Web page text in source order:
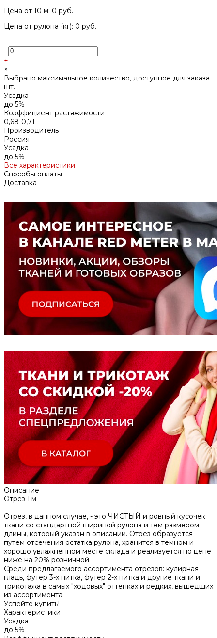
Цена от 10 м: 0 руб.
Цена от рулона (кг): 0 руб.
-
+
×
Выбрано максимальное количество, доступное для заказа
шт.
Усадка
до 5%
Коэффициент растяжимости
0,68-0,71
Производитель
Россия
Усадка
до 5%
Все характеристики
Способы оплаты
Доставка
Описание
Отрез 1,м
Отрез, в данном случае, - это ЧИСТЫЙ и ровный кусочек
ткани со стандартной шириной рулона и тем размером
длины, который указан в описании. Отрез образуется
путем отсечения остатка рулона, хранится в темном и
хорошо увлажненном месте склада и реализуется по цене
ниже на 20% розничной.
Среди предлагаемого ассортимента отрезов: кулирная
гладь, футер 3-х нитка, футер 2-х нитка и другие ткани и
трикотажа в самых "ходовых" оттенках и редких, вышедших
из ассортимента.
Успейте купить!
Характеристики
Усадка
до 5%